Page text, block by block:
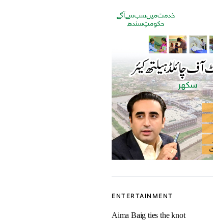
ENTERTAINMENT
Aima Baig ties the knot